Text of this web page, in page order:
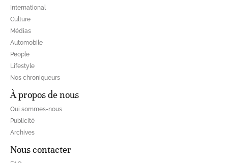
International
Culture
Médias
Automobile
People
Lifestyle
Nos chroniqueurs
À propos de nous
Qui sommes-nous
Publicité
Archives
Nous contacter